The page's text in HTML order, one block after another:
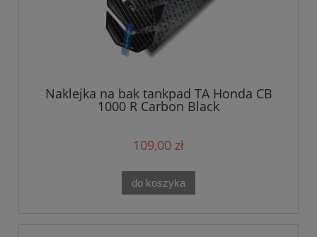
Naklejka na bak tankpad TA Honda CB
1000 R Carbon Black
109,00 zł
do koszyka